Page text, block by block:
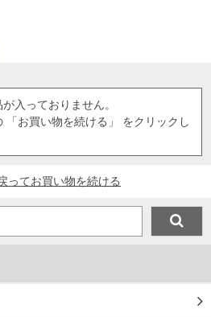
入っておりません。
「お買い物を続ける」 をクリックし
ってお買い物を続ける